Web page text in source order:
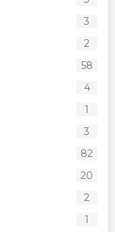
3
2
58
4
1
3
82
20
2
1